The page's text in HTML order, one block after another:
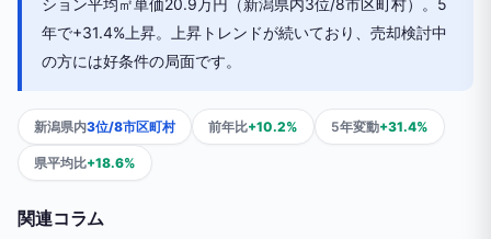
ション平均㎡単価20.9万円（新潟県内3位/8市区町村）。5
年で+31.4%上昇。上昇トレンドが続いており、売却検討中
の方には好条件の局面です。
新潟県内3位/8市区町村 前年比+10.2% 5年変動+31.4%
県平均比+18.6%
関連コラム